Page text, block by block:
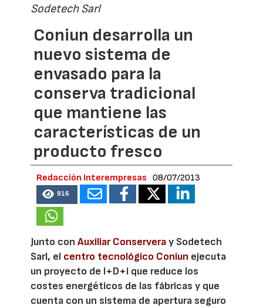
Sodetech Sarl
Coniun desarrolla un
nuevo sistema de
envasado para la
conserva tradicional
que mantiene las
características de un
producto fresco
Redacción Interempresas 08/07/2013
916
Junto conAuxiliar Conserveray Sodetech
Sarl, el centro tecnológico Coniun ejecuta
un proyecto de I+D+i que reduce los
costes energéticos de las fábricas y que
cuenta con un sistema de apertura seguro